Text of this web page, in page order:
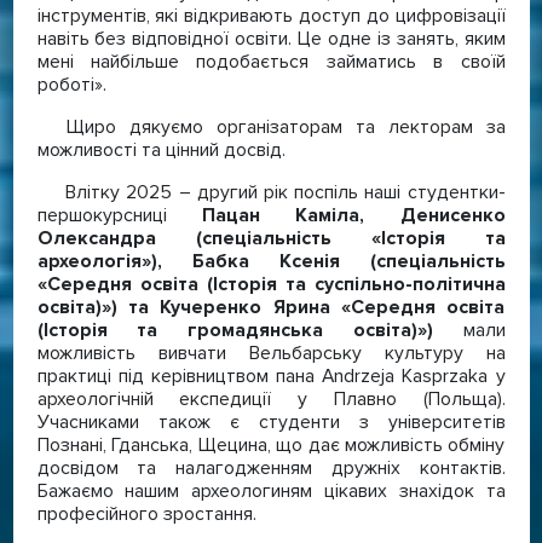
інструментів, які відкривають доступ до цифровізації
навіть без відповідної освіти. Це одне із занять, яким
мені найбільше подобається займатись в своїй
роботі».
Щиро дякуємо організаторам та лекторам за
можливості та цінний досвід.
Влітку 2025 – другий рік поспіль наші студентки-
першокурсниці Пацан Каміла, Денисенко
Олександра (спеціальність «Історія та
археологія»), Бабка Ксенія (спеціальність
«Середня освіта (Історія та суспільно-політична
освіта)») та Кучеренко Ярина «Середня освіта
(Історія та громадянська освіта)») мали
можливість вивчати Вельбарську культуру на
практиці під керівництвом пана Andrzejа Kasprzakа у
археологічній експедиції у Плавно (Польща).
Учасниками також є студенти з університетів
Познані, Гданська, Щецина, що дає можливість обміну
досвідом та налагодженням дружніх контактів.
Бажаємо нашим археологиням цікавих знахідок та
професійного зростання.